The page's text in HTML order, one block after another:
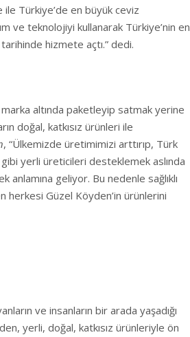
Türkiye’de en büyük ceviz
ve teknolojiyi kullanarak Türkiye’nin en
hizmete açtı.” dedi.
altında paketleyip satmak yerine
doğal, katkısız ürünleri ile
, “Ülkemizde üretimimizi arttırıp, Türk
yerli üreticileri desteklemek aslında
anlamına geliyor. Bu nedenle sağlıklı
herkesi Güzel Köyden’in ürünlerini
ve insanların bir arada yaşadığı
yerli, doğal, katkısız ürünleriyle ön